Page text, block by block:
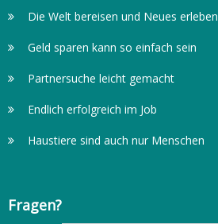
Die Welt bereisen und Neues erleben
Geld sparen kann so einfach sein
Partnersuche leicht gemacht
Endlich erfolgreich im Job
Haustiere sind auch nur Menschen
Fragen?